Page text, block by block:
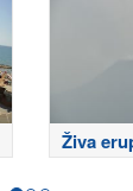
Živa